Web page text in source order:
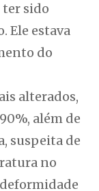
ter sido
Ele estava
do
alterados,
além de
suspeita de
no